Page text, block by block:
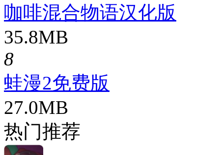
咖啡混合物语汉化版
35.8MB
8
蛙漫2免费版
27.0MB
热门推荐